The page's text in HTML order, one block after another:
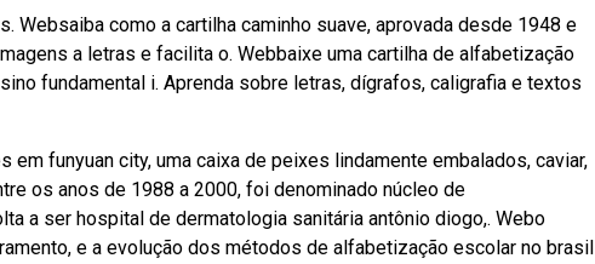
Websaiba como a cartilha caminho suave, aprovada desde 1948 e
a letras e facilita o. Webbaixe uma cartilha de alfabetização
fundamental i. Aprenda sobre letras, dígrafos, caligrafia e textos
funyuan city, uma caixa de peixes lindamente embalados, caviar,
os anos de 1988 a 2000, foi denominado núcleo de
a ser hospital de dermatologia sanitária antônio diogo,. Webo
e a evolução dos métodos de alfabetização escolar no brasil